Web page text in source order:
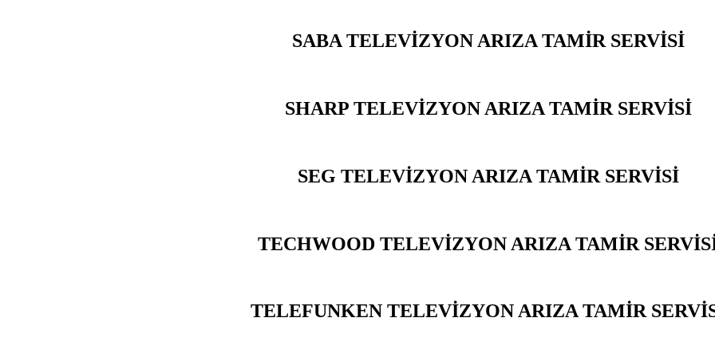
SABA TELEVİZYON ARIZA TAMİR SERVİSİ
SHARP TELEVİZYON ARIZA TAMİR SERVİSİ
SEG TELEVİZYON ARIZA TAMİR SERVİSİ
TECHWOOD TELEVİZYON ARIZA TAMİR
TELEFUNKEN TELEVİZYON ARIZA TAMİR